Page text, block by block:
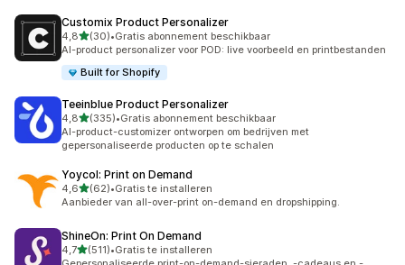
Customix Product Personalizer
4,8van 5 sterren
(30)
30 recensies in totaal
•Gratis abonnement beschikbaar
AI-product personalizer voor POD: live voorbeeld en printbestanden
Built for Shopify
Teeinblue Product Personalizer
4,8van 5 sterren
(335)
335 recensies in totaal
•Gratis abonnement beschikbaar
AI-product-customizer ontworpen om bedrijven met
gepersonaliseerde producten op te schalen
Yoycol: Print on Demand
4,6van 5 sterren
(62)
62 recensies in totaal
•Gratis te installeren
Aanbieder van all-over-print on-demand en dropshipping.
ShineOn: Print On Demand
4,7van 5 sterren
(511)
511 recensies in totaal
•Gratis te installeren